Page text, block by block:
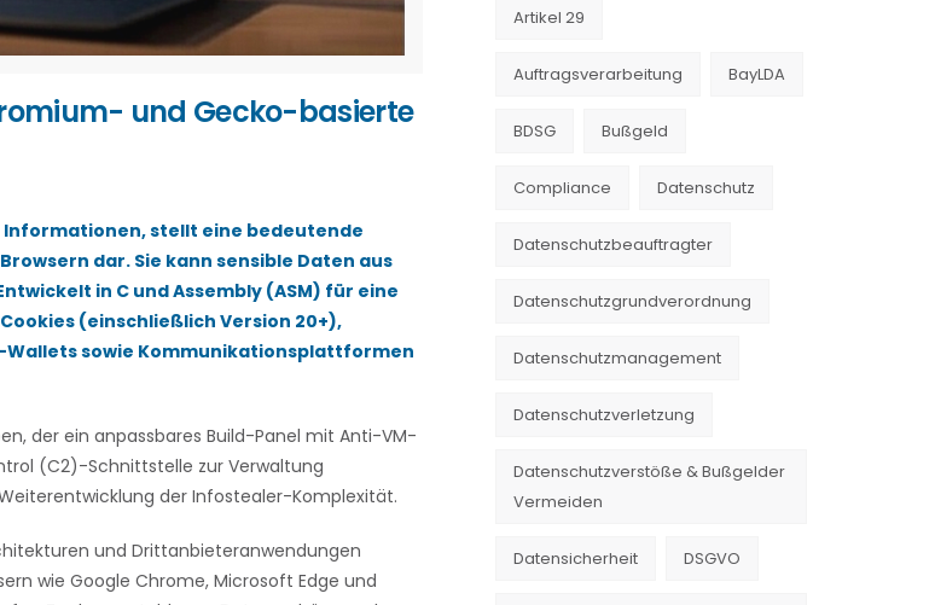
und Gecko-basierte
Informationen, stellt eine bedeutende
dar. Sie kann sensible Daten aus
in C und Assembly (ASM) für eine
(einschließlich Version 20+),
sowie Kommunikationsplattformen
der ein anpassbares Build-Panel mit Anti-VM-
(C2)-Schnittstelle zur Verwaltung
der Infostealer-Komplexität.
und Drittanbieteranwendungen
wie Google Chrome, Microsoft Edge und
Artikel 29
Auftragsverarbeitung BayLDA
BDSG Bußgeld
Compliance Datenschutz
Datenschutzbeauftragter
Datenschutzgrundverordnung
Datenschutzmanagement
Datenschutzverletzung
Datenschutzverstöße & Bußgelder
Vermeiden
Datensicherheit DSGVO